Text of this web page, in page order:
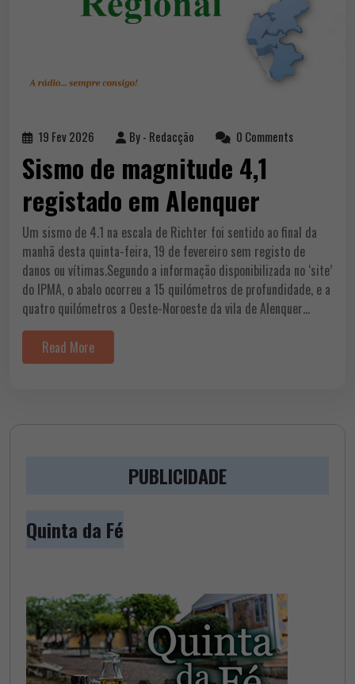
19 Fev 2026 By - Redacção 0 Comments
Sismo de magnitude 4,1
registado em Alenquer
Um sismo de 4.1 na escala de Richter foi sentido ao final da
manhã desta quinta-feira, 19 de fevereiro sem registo de
danos ou vítimas.Segundo a informação disponibilizada no ‘site’
do IPMA, o abalo ocorreu a 15 quilómetros de profundidade, e a
quatro quilómetros a Oeste-Noroeste da vila de Alenquer…
Read More
PUBLICIDADE
Quinta da Fé